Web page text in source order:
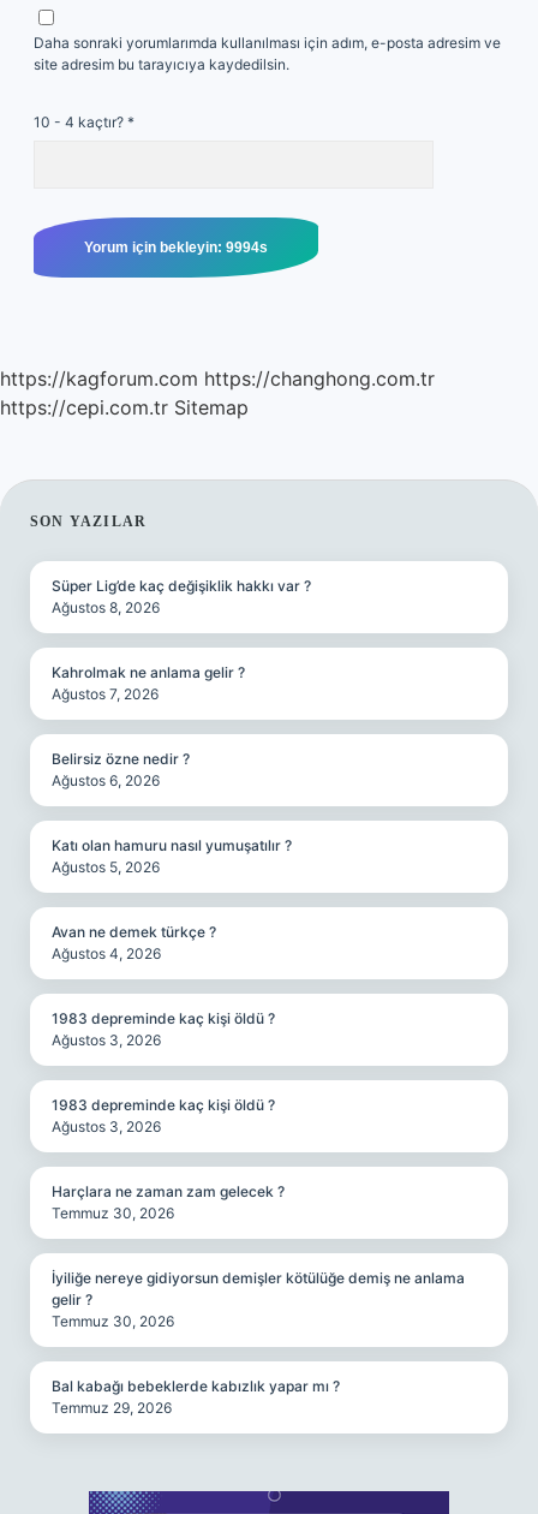
Daha sonraki yorumlarımda kullanılması için adım, e-posta adresim ve
site adresim bu tarayıcıya kaydedilsin.
10 - 4 kaçtır? *
https://kagforum.com https://changhong.com.tr
https://cepi.com.tr Sitemap
SIDEBAR
SON YAZILAR
Süper Lig’de kaç değişiklik hakkı var ?
Ağustos 8, 2026
Kahrolmak ne anlama gelir ?
Ağustos 7, 2026
Belirsiz özne nedir ?
Ağustos 6, 2026
Katı olan hamuru nasıl yumuşatılır ?
Ağustos 5, 2026
Avan ne demek türkçe ?
Ağustos 4, 2026
1983 depreminde kaç kişi öldü ?
Ağustos 3, 2026
1983 depreminde kaç kişi öldü ?
Ağustos 3, 2026
Harçlara ne zaman zam gelecek ?
Temmuz 30, 2026
İyiliğe nereye gidiyorsun demişler kötülüğe demiş ne anlama
gelir ?
Temmuz 30, 2026
Bal kabağı bebeklerde kabızlık yapar mı ?
Temmuz 29, 2026